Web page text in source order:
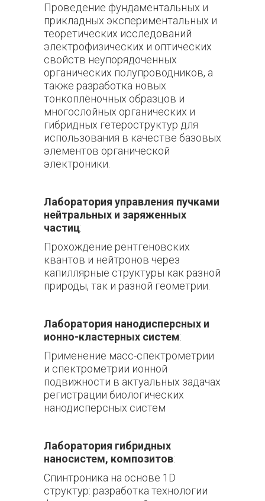
Проведение фундаментальных и
прикладных экспериментальных и
теоретических исследований
электрофизических и оптических
свойств неупорядоченных
органических полупроводников, а
также разработка новых
тонкоплёночных образцов и
многослойных органических и
гибридных гетероструктур для
использования в качестве базовых
элементов органической
электроники.
Лаборатория управления пучками
нейтральных и заряженных
частиц:
Прохождение рентгеновских
квантов и нейтронов через
капиллярные структуры как разной
природы, так и разной геометрии.
Лаборатория нанодисперсных и
ионно-кластерных систем:
Применение масс-спектрометрии
и спектрометрии ионной
подвижности в актуальных задачах
регистрации биологических
нанодисперсных систем
Лаборатория гибридных
наносистем, композитов:
Спинтроника на основе 1D
структур: разработка технологии